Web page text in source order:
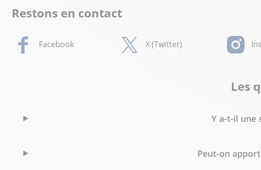
Restons en contact
Facebook X (Twitter)
Les
Y a-t-il une
Peut-on